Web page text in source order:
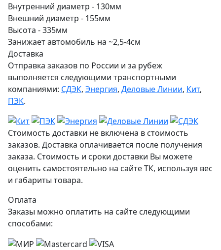
Внутренний диаметр - 130мм
Внешний диаметр - 155мм
Высота - 335мм
Занижает автомобиль на ~2,5-4см
Доставка
Отправка заказов по России и за рубеж
выполняется следующими транспортными
компаниями: СДЭК, Энергия, Деловые Линии, Кит,
ПЭК.
Стоимость доставки не включена в стоимость
заказов. Доставка оплачивается после получения
заказа. Стоимость и сроки доставки Вы можете
оценить самостоятельно на сайте ТК, используя вес
и габариты товара.
Оплата
Заказы можно оплатить на сайте следующими
способами: